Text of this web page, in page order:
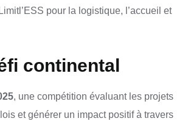
pour la logistique, l’accueil et
continental
, une compétition évaluant les projets
et générer un impact positif à travers